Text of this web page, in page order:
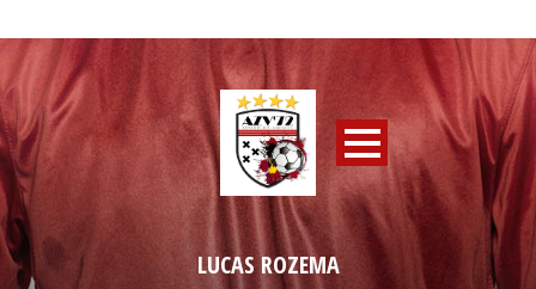
LUCAS ROZEMA